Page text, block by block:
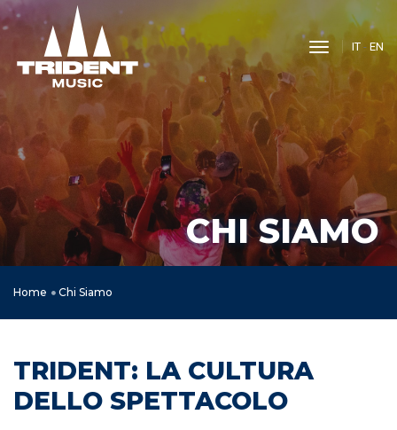
toggle
IT - EN
CHI SIAMO
Home Chi Siamo
TRIDENT: LA CULTURA
DELLO SPETTACOLO